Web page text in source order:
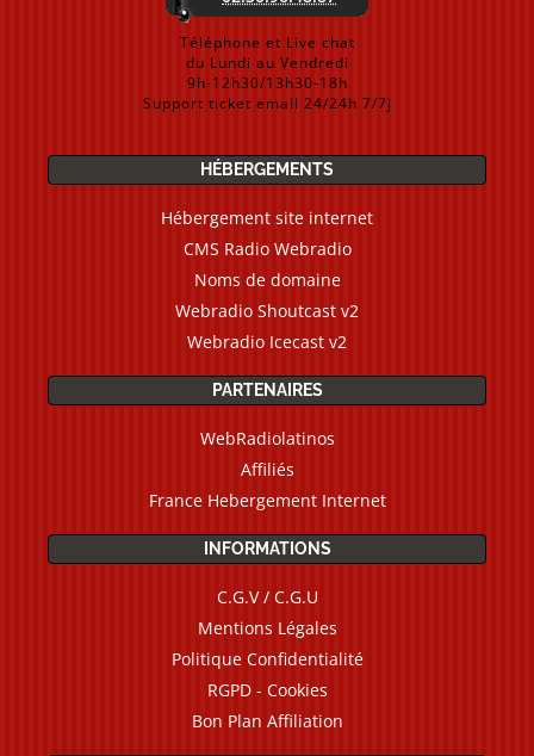
Téléphone et Live chat
du Lundi au Vendredi
9h-12h30/13h30-18h
Support ticket email 24/24h 7/7j
HÉBERGEMENTS
Hébergement site internet
CMS Radio Webradio
Noms de domaine
Webradio Shoutcast v2
Webradio Icecast v2
PARTENAIRES
WebRadiolatinos
Affiliés
France Hebergement Internet
INFORMATIONS
C.G.V / C.G.U
Mentions Légales
Politique Confidentialité
RGPD - Cookies
Bon Plan Affiliation